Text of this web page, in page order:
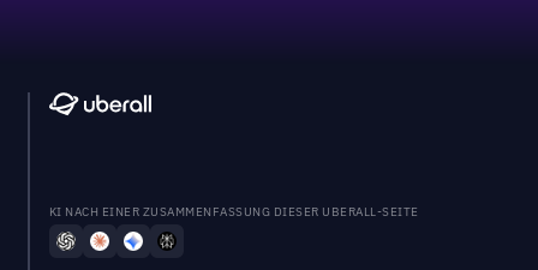
KI NACH EINER ZUSAMMENFASSUNG DIESER UBERALL-SEITE